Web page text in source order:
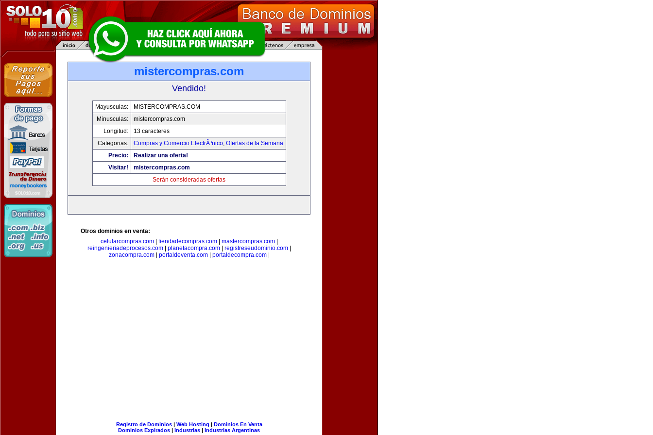
mistercompras.com
Vendido!
Mayusculas:
MISTERCOMPRAS.COM
Minusculas:
mistercompras.com
Longitud:
13 caracteres
Categorias:
Compras y Comercio ElectrÃ³nico, Ofertas de la Semana
Precio:
Realizar una oferta!
Visitar!
mistercompras.com
Serán consideradas ofertas
Otros dominios en venta:
celularcompras.com| tiendadecompras.com| mastercompras.com|
reingenieriadeprocesos.com| planetacompra.com| registreseudominio.com|
zonacompra.com| portaldeventa.com| portaldecompra.com|
Registro de Dominios| Web Hosting | Dominios En Venta
Dominios Expirados | Industrias | Industrias Argentinas